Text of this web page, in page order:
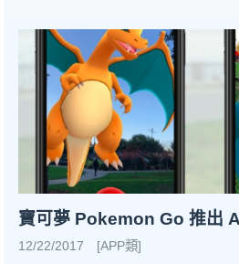
寶可夢 Pokemon Go 推出
12/22/2017 [APP類]